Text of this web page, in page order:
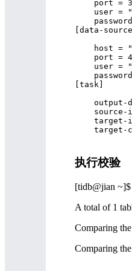
port =
user =
password
[data-
host =
port =
user =
password
[task]
output-
source-
target-
target-
执行校验
[tidb@jian
A total of 1
Comparing
Comparing